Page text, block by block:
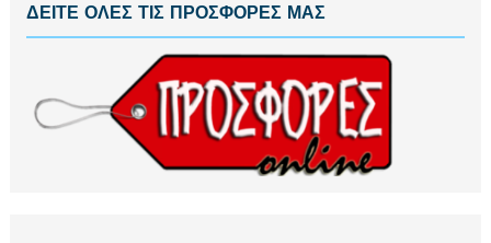
ΔΕΙΤΕ ΟΛΕΣ ΤΙΣ ΠΡΟΣΦΟΡΕΣ ΜΑΣ